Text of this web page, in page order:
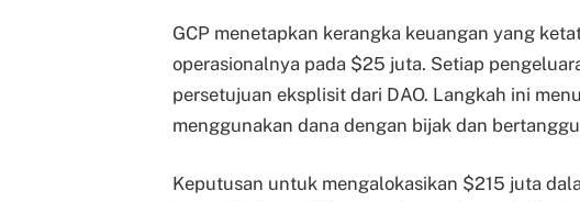
GCP menetapkan kerangka keuangan yang
operasionalnya pada $25 juta. Setiap
persetujuan eksplisit dari DAO. Langkah ini
menggunakan dana dengan bijak dan
Keputusan untuk mengalokasikan $215 juta